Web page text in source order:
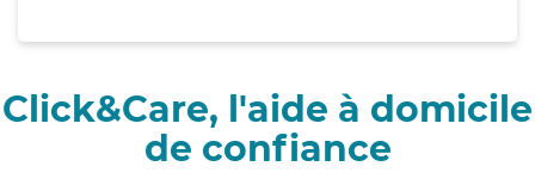
Click&Care, l'aide à domicile
de confiance